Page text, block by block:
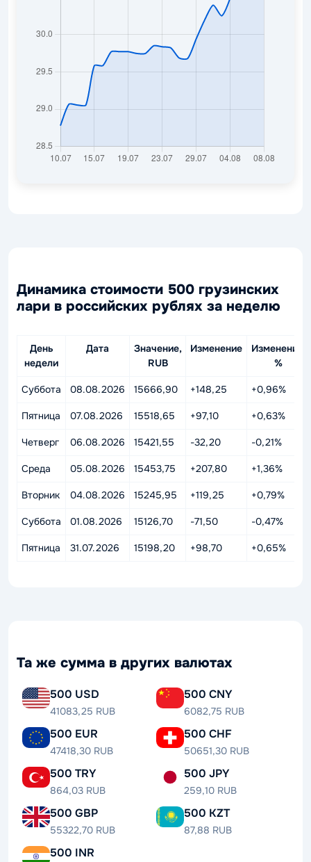
Динамика стоимости 500 грузинских
лари в российских рублях за неделю
День
недели
Дата
Значение,
RUB
Изменение
Изменение,
%
Суббота 08.08.2026 15666,90 +148,25 +0,96%
Пятница 07.08.2026 15518,65 +97,10 +0,63%
Четверг 06.08.2026 15421,55 -32,20 -0,21%
Среда 05.08.2026 15453,75 +207,80 +1,36%
Вторник 04.08.2026 15245,95 +119,25 +0,79%
Суббота 01.08.2026 15126,70 -71,50 -0,47%
Пятница 31.07.2026 15198,20 +98,70 +0,65%
Та же сумма в других валютах
500 USD
41083,25 RUB
500 CNY
6082,75 RUB
500 EUR
47418,30 RUB
500 CHF
50651,30 RUB
500 TRY
864,03 RUB
500 JPY
259,10 RUB
500 GBP
55322,70 RUB
500 KZT
87,88 RUB
500 INR